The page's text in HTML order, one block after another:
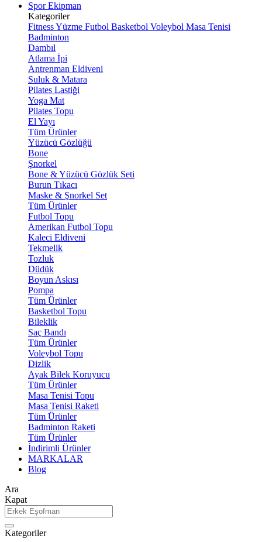
Spor Ekipman
Kategoriler
FitnessYüzme Futbol Basketbol Voleybol Masa Tenisi
Badminton
Dambıl
Atlama İpi
Antrenman Eldiveni
Suluk & Matara
Pilates Lastiği
Yoga Mat
Pilates Topu
El Yayı
Tüm Ürünler
Yüzücü Gözlüğü
Bone
Şnorkel
Bone & Yüzücü Gözlük Seti
Burun Tıkacı
Maske & Şnorkel Set
Tüm Ürünler
Futbol Topu
Amerikan Futbol Topu
Kaleci Eldiveni
Tekmelik
Tozluk
Düdük
Boyun Askısı
Pompa
Tüm Ürünler
Basketbol Topu
Bileklik
Saç Bandı
Tüm Ürünler
Voleybol Topu
Dizlik
Ayak Bilek Koruyucu
Tüm Ürünler
Masa Tenisi Topu
Masa Tenisi Raketi
Tüm Ürünler
Badminton Raketi
Tüm Ürünler
İndirimli Ürünler
MARKALAR
Blog
Ara
Kapat
Kategoriler